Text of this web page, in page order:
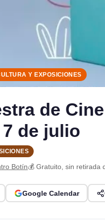
Y EXPOSICIONES
de
de julio
Botín💰 Gratuito, sin retirada
Google Calendar